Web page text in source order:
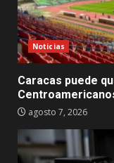
Noticias
Caracas puede
agosto 7, 2026